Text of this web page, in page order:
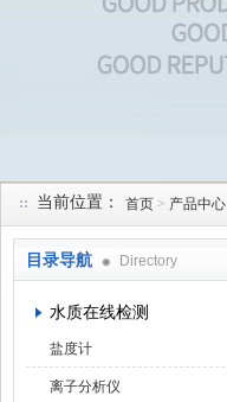
当前位置： 首页 > 产品中心
目录导航 Directory
水质在线检测
盐度计
离子分析仪